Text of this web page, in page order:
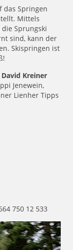
Springen
Mittels
Sprungski
sind, kann der
Skispringen ist
Kreiner
Jenewein,
Lienher Tipps
750 12 533